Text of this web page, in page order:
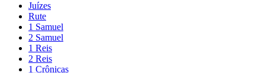
Juízes
Rute
1 Samuel
2 Samuel
1 Reis
2 Reis
1 Crônicas